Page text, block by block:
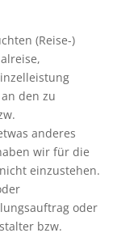
(Reise-)
den zu
anderes
wir für die
einzustehen.
oder
bzw.